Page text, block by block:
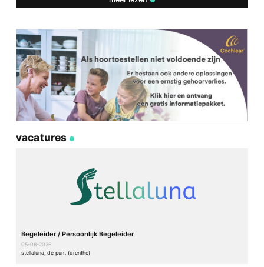
vacatures
Begeleider / Persoonlijk Begeleider
05-08-2026
stellaluna, de punt (drenthe)